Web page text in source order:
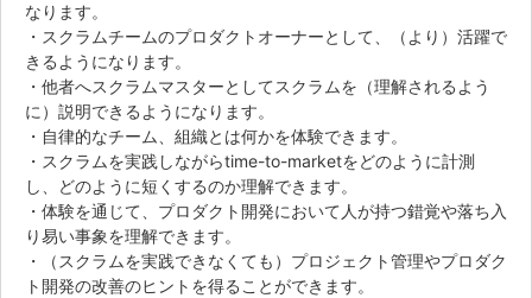
なります。
・スクラムチームのプロダクトオーナーとして、（より）活躍で
きるようになります。
・他者へスクラムマスターとしてスクラムを（理解されるよう
に）説明できるようになります。
・自律的なチーム、組織とは何かを体験できます。
・スクラムを実践しながらtime-to-marketをどのように計測
し、どのように短くするのか理解できます。
・体験を通じて、プロダクト開発において人が持つ錯覚や落ち入
り易い事象を理解できます。
・（スクラムを実践できなくても）プロジェクト管理やプロダク
ト開発の改善のヒントを得ることができます。